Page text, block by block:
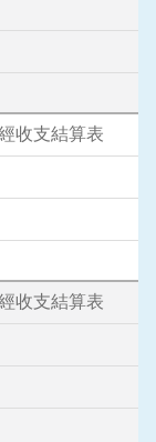
收支結算表
收支結算表